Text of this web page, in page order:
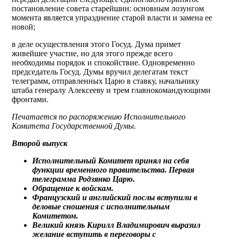
постановление совета старейшин: основным лозунгом
момента является упразднение старой власти и замена ее
новой;
в деле осуществления этого Госуд. Дума примет
живейшее участие, но для этого прежде всего
необходимы порядок и спокойствие. Одновременно
председатель Госуд. Думы вручил делегатам текст
телеграмм, отправленных Царю в ставку, начальнику
штаба генералу Алексееву и трем главнокомандующими
фронтами.
Печатается по распоряжению Исполнительного
Комитета Государственной Думы.
Второй выпуск
Исполнительный Комитет принял на себя
функции временного правительства. Первая
телеграмма Родзянко Царю.
Обращение к войскам.
Французский и английский послы вступили в
деловые сношения с исполнительным
Комитетом.
Великий князь Кирилл Владимирович выразил
желание вступить в переговоры с